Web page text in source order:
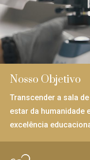
Nosso Objetivo
Transcender a sala
estar da humanidade
excelência